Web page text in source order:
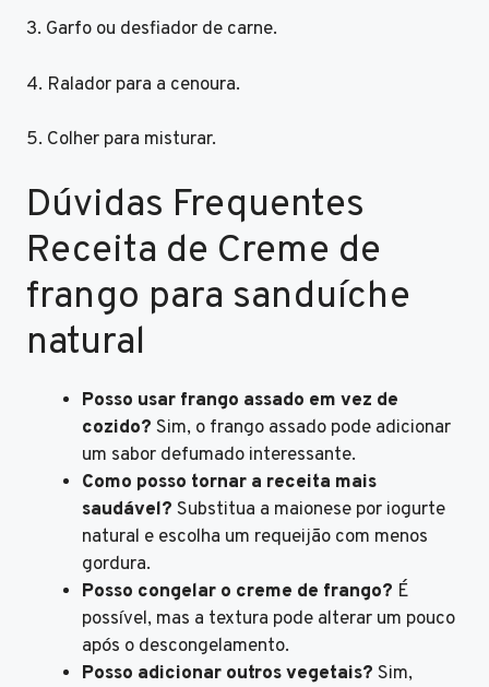
3. Garfo ou desfiador de carne.
4. Ralador para a cenoura.
5. Colher para misturar.
Dúvidas Frequentes
Receita de Creme de
frango para sanduíche
natural
Posso usar frango assado em vez de
cozido? Sim, o frango assado pode adicionar
um sabor defumado interessante.
Como posso tornar a receita mais
saudável? Substitua a maionese por iogurte
natural e escolha um requeijão com menos
gordura.
Posso congelar o creme de frango? É
possível, mas a textura pode alterar um pouco
após o descongelamento.
Posso adicionar outros vegetais? Sim,